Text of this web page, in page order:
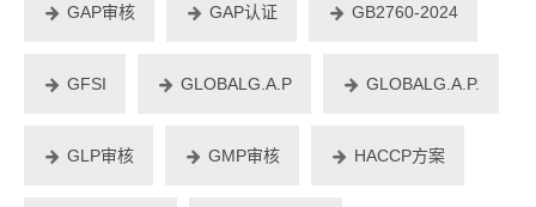
GAP审核 GAP认证 GB2760-2024
GFSI GLOBALG.A.P GLOBALG.A.P.
GLP审核 GMP审核 HACCP方案